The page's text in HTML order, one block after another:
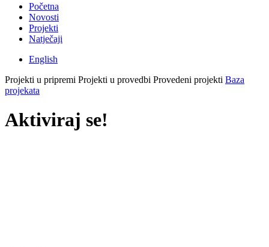
Početna
Novosti
Projekti
Natječaji
English
Projekti u pripremi Projekti u provedbi Provedeni projekti Baza
projekata
Aktiviraj se!